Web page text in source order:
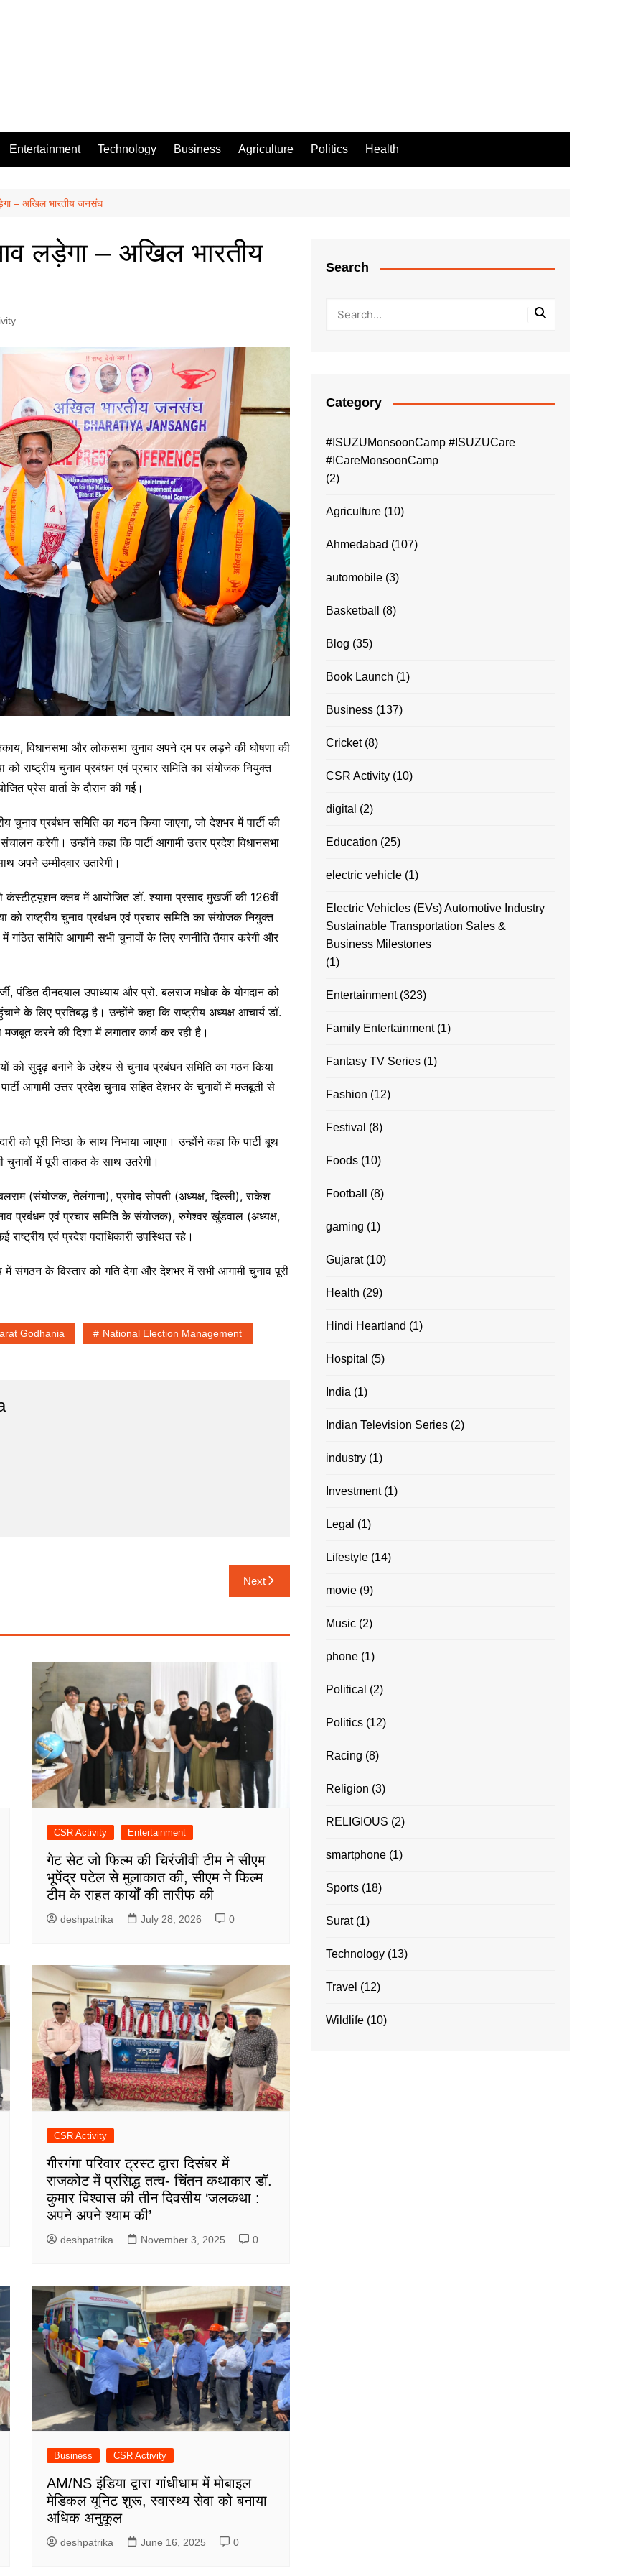
Entertainment Technology Business Agriculture Politics Health
– अखिल भारतीय जनसंघ
लड़ेगा – अखिल भारतीय
विधानसभा और लोकसभा चुनाव अपने दम पर लड़ने की घोषणा की
को राष्ट्रीय चुनाव प्रबंधन एवं प्रचार समिति का संयोजक नियुक्त
प्रेस वार्ता के दौरान की गई।
चुनाव प्रबंधन समिति का गठन किया जाएगा, जो देशभर में पार्टी की
करेगी। उन्होंने कहा कि पार्टी आगामी उत्तर प्रदेश विधानसभा
अपने उम्मीदवार उतारेगी।
क्लब में आयोजित डॉ. श्यामा प्रसाद मुखर्जी की 126वीं
को राष्ट्रीय चुनाव प्रबंधन एवं प्रचार समिति का संयोजक नियुक्त
गठित समिति आगामी सभी चुनावों के लिए रणनीति तैयार करेगी और
पंडित दीनदयाल उपाध्याय और प्रो. बलराज मधोक के योगदान को
के लिए प्रतिबद्ध है। उन्होंने कहा कि राष्ट्रीय अध्यक्ष आचार्य डॉ.
करने की दिशा में लगातार कार्य कर रही है।
को सुदृढ़ बनाने के उद्देश्य से चुनाव प्रबंधन समिति का गठन किया
आगामी उत्तर प्रदेश चुनाव सहित देशभर के चुनावों में मजबूती से
को पूरी निष्ठा के साथ निभाया जाएगा। उन्होंने कहा कि पार्टी बूथ
में पूरी ताकत के साथ उतरेगी।
(संयोजक, तेलंगाना), प्रमोद सोपती (अध्यक्ष, दिल्ली), राकेश
प्रबंधन एवं प्रचार समिति के संयोजक), रुगेश्वर खुंडवाल (अध्यक्ष,
एवं प्रदेश पदाधिकारी उपस्थित रहे।
संगठन के विस्तार को गति देगा और देशभर में सभी आगामी चुनाव पूरी
Godhania National Election Management
Next
CSR Activity Entertainment
गेट सेट जो फिल्म की चिरंजीवी टीम ने सीएम
भूपेंद्र पटेल से मुलाकात की, सीएम ने फिल्म
टीम के राहत कार्यों की तारीफ की
deshpatrika July 28, 2026 0
CSR Activity
गीरगंगा परिवार ट्रस्ट द्वारा दिसंबर में
राजकोट में प्रसिद्ध तत्व- चिंतन कथाकार डॉ.
कुमार विश्वास की तीन दिवसीय ‘जलकथा :
अपने अपने श्याम की’
deshpatrika November 3, 2025 0
Business CSR Activity
AM/NS इंडिया द्वारा गांधीधाम में मोबाइल
मेडिकल यूनिट शुरू, स्वास्थ्य सेवा को बनाया
अधिक अनुकूल
deshpatrika June 16, 2025 0
Search
Category
#ISUZUMonsoonCamp #ISUZUCare
#ICareMonsoonCamp
(2)
Agriculture (10)
Ahmedabad (107)
automobile (3)
Basketball (8)
Blog (35)
Book Launch (1)
Business (137)
Cricket(8)
CSR Activity (10)
digital (2)
Education (25)
electric vehicle (1)
Electric Vehicles (EVs) Automotive Industry
Sustainable Transportation Sales &
Business Milestones
(1)
Entertainment(323)
Family Entertainment(1)
Fantasy TV Series (1)
Fashion (12)
Festival (8)
Foods (10)
Football (8)
gaming (1)
Gujarat(10)
Health (29)
Hindi Heartland (1)
Hospital (5)
India (1)
Indian Television Series (2)
industry (1)
Investment(1)
Legal (1)
Lifestyle (14)
movie (9)
Music (2)
phone (1)
Political (2)
Politics (12)
Racing (8)
Religion (3)
RELIGIOUS (2)
smartphone (1)
Sports (18)
Surat(1)
Technology (13)
Travel (12)
Wildlife (10)